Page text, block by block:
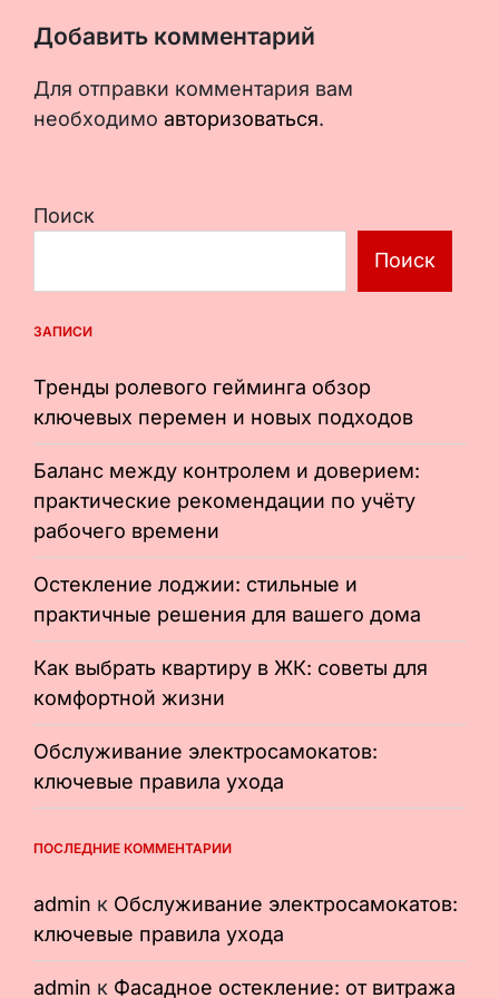
Добавить комментарий
Для отправки комментария вам
необходимо авторизоваться.
Поиск
Поиск
ЗАПИСИ
Тренды ролевого гейминга обзор
ключевых перемен и новых подходов
Баланс между контролем и доверием:
практические рекомендации по учёту
рабочего времени
Остекление лоджии: стильные и
практичные решения для вашего дома
Как выбрать квартиру в ЖК: советы для
комфортной жизни
Обслуживание электросамокатов:
ключевые правила ухода
ПОСЛЕДНИЕ КОММЕНТАРИИ
admin к Обслуживание электросамокатов:
ключевые правила ухода
admin к Фасадное остекление: от витража